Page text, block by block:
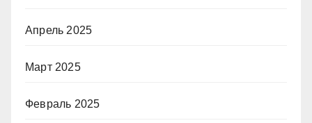
Апрель 2025
Март 2025
Февраль 2025